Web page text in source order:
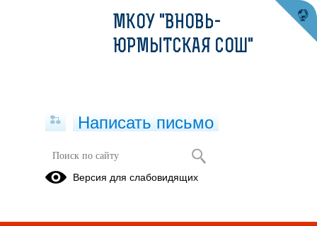
Регистрируйся во втором сезоне
проекта «Твой Ход»
МКОУ "ВНОВЬ-
ЮРМЫТСКАЯ СОШ"
Написать письмо
Версия для слабовидящих